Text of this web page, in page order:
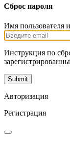
Сброс пароля
Имя пользователя
Инструкция по
Авторизация
Регистрация